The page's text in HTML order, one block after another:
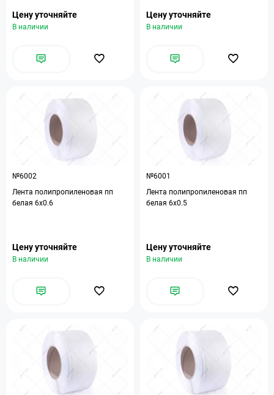
Цену уточняйте
В наличии
Цену уточняйте
В наличии
№6002
Лента полипропиленовая пп
белая 6х0.6
Цену уточняйте
В наличии
№6001
Лента полипропиленовая пп
белая 6х0.5
Цену уточняйте
В наличии